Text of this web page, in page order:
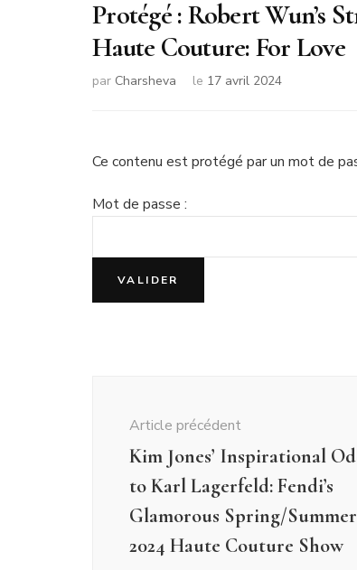
Protégé : Robert Wun’s
Haute Couture: For Love
par Charsheva le 17 avril 2024
Ce contenu est protégé par un mot de
Mot de passe :
Article précédent
Kim Jones’ Inspirational
to Karl Lagerfeld: Fendi’s
Glamorous Spring/Summer
2024 Haute Couture Show